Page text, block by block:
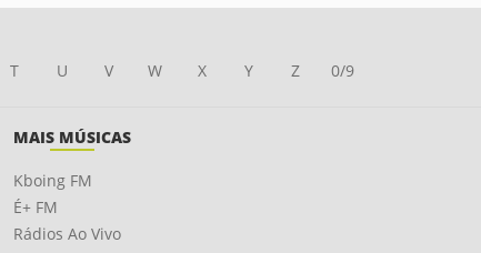
T U V W X Y Z 0/9
MAIS MÚSICAS
Kboing FM
É+ FM
Rádios Ao Vivo